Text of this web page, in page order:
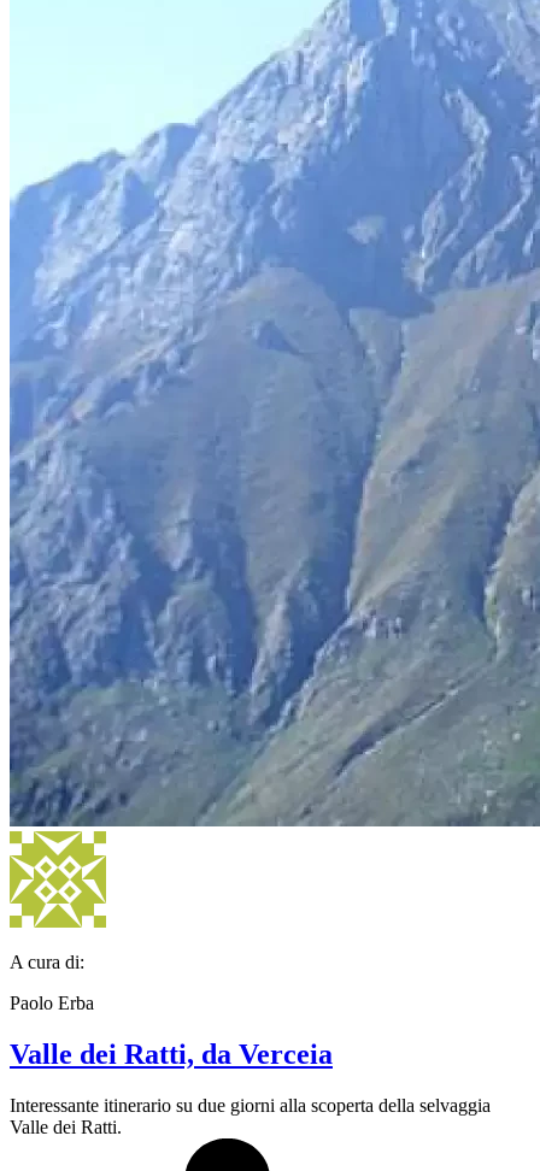
A cura di:
Paolo Erba
Valle dei Ratti, da Verceia
Interessante itinerario su due giorni alla scoperta della selvaggia
Valle dei Ratti.